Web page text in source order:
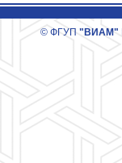
© ФГУП "ВИАМ"